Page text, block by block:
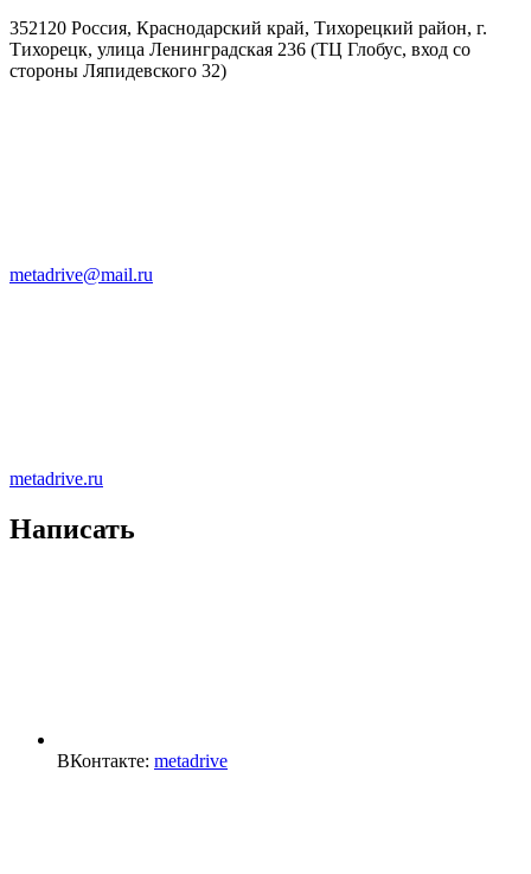
352120 Россия, Краснодарский край, Тихорецкий район, г.
Тихорецк, улица Ленинградская 236 (ТЦ Глобус, вход со
стороны Ляпидевского 32)
metadrive@mail.ru
metadrive.ru
Написать
ВКонтакте: metadrive